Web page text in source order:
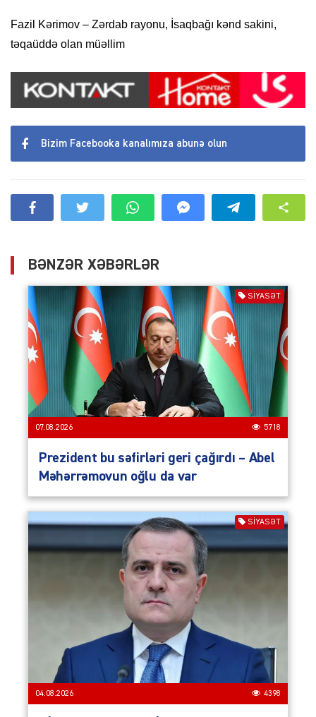
Fazil Kərimov – Zərdab rayonu, İsaqbağı kənd sakini,
təqaüddə olan müəllim
Bizim Facebooka kanalımıza abunə olun
BƏNZƏR XƏBƏRLƏR
SIYASƏT
07.08.2026 5718
Prezident bu səfirləri geri çağırdı – Abel
Məhərrəmovun oğlu da var
SIYASƏT
04.08.2026 4398